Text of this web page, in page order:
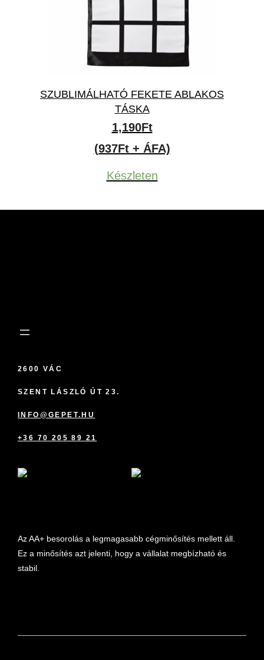
SZUBLIMÁLHATÓ FEKETE ABLAKOS
TÁSKA
1,190Ft
(937Ft + ÁFA)
Készleten
2600 VÁC
SZENT LÁSZLÓ ÚT 23.
INFO@GEPET.HU
+36 70 205 89 21
Az AA+ besorolás a legmagasabb cégminősítés mellett áll.
Ez a minősítés azt jelenti, hogy a vállalat megbízható és
stabil.